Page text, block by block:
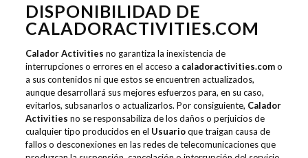
DISPONIBILIDAD DE
CALADORACTIVITIES.COM
Calador Activities no garantiza la inexistencia de
interrupciones o errores en el acceso a caladoractivities.como
a sus contenidos ni que estos se encuentren actualizados,
aunque desarrollará sus mejores esfuerzos para, en su caso,
evitarlos, subsanarlos o actualizarlos. Por consiguiente, Calador
Activities no se responsabiliza de los daños o perjuicios de
cualquier tipo producidos en el Usuarioque traigan causa de
fallos o desconexiones en las redes de telecomunicaciones que